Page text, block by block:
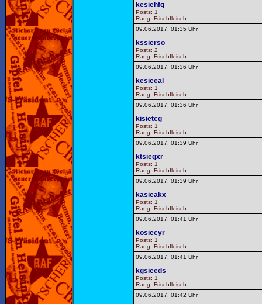
kesiehfq
Posts: 1
Rang: Frischfleisch
09.06.2017, 01:35 Uhr
kssierso
Posts: 2
Rang: Frischfleisch
09.06.2017, 01:36 Uhr
kesieeal
Posts: 1
Rang: Frischfleisch
09.06.2017, 01:36 Uhr
kisietcg
Posts: 1
Rang: Frischfleisch
09.06.2017, 01:39 Uhr
ktsiegxr
Posts: 1
Rang: Frischfleisch
09.06.2017, 01:39 Uhr
kasieakx
Posts: 1
Rang: Frischfleisch
09.06.2017, 01:41 Uhr
kosiecyr
Posts: 1
Rang: Frischfleisch
09.06.2017, 01:41 Uhr
kgsieeds
Posts: 1
Rang: Frischfleisch
09.06.2017, 01:42 Uhr